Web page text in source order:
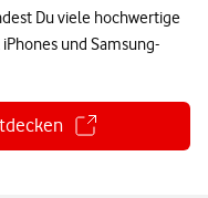
Du viele hochwertige
und Samsung-